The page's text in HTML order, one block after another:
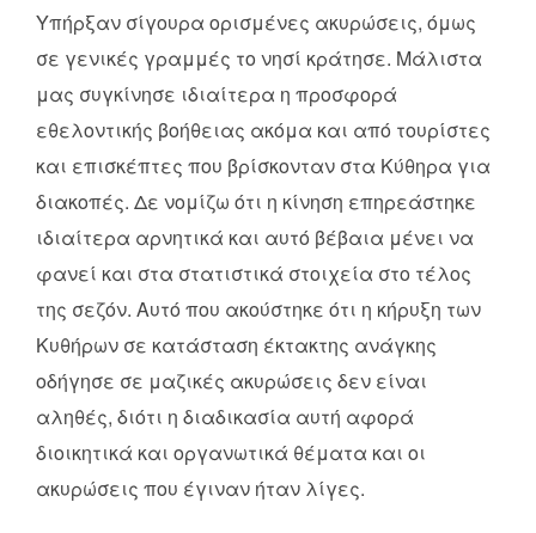
Υπήρξαν σίγουρα ορισμένες ακυρώσεις, όμως
σε γενικές γραμμές το νησί κράτησε. Μάλιστα
μας συγκίνησε ιδιαίτερα η προσφορά
εθελοντικής βοήθειας ακόμα και από τουρίστες
και επισκέπτες που βρίσκονταν στα Κύθηρα για
διακοπές. Δε νομίζω ότι η κίνηση επηρεάστηκε
ιδιαίτερα αρνητικά και αυτό βέβαια μένει να
φανεί και στα στατιστικά στοιχεία στο τέλος
της σεζόν. Αυτό που ακούστηκε ότι η κήρυξη των
Κυθήρων σε κατάσταση έκτακτης ανάγκης
οδήγησε σε μαζικές ακυρώσεις δεν είναι
αληθές, διότι η διαδικασία αυτή αφορά
διοικητικά και οργανωτικά θέματα και οι
ακυρώσεις που έγιναν ήταν λίγες.